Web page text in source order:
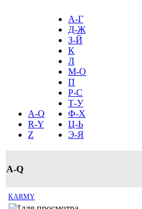
A-Q
R-Y
Z
А-Г
Д-Ж
З-Й
К
Л
М-О
П
Р-С
Т-У
Ф-Х
Ц-Ь
Э-Я
A-Q
KARMY